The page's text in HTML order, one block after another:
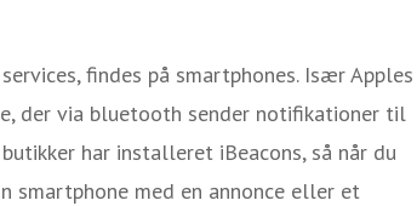
findes på smartphones. Især Apples
der via bluetooth sender notifikationer til
har installeret iBeacons, så når du
smartphone med en annonce eller et